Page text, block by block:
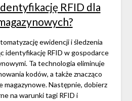
RFID dla
ewidencji i śledzenia
identyfikację RFID w gospodarce
Ta technologia eliminuje
kodów, a także znacząco
magazynowe. Następnie, dobierz
na warunki tagi RFID i